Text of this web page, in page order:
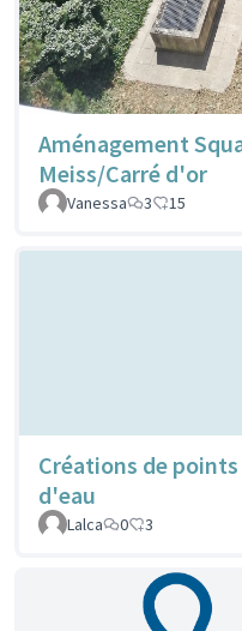
Aménagement
Meiss/Carré d'or
Vanessa
3 15
Créations de points
d'eau
Lalca
0 3